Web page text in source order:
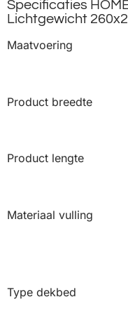
Specificaties
Lichtgewicht
Maatvoering
Product breedte
Product lengte
Materiaal vulling
Type dekbed